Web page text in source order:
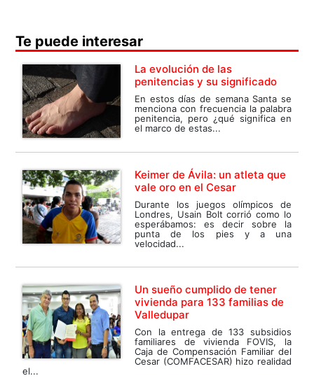
Te puede interesar
La evolución de las
penitencias y su significado
En estos días de semana Santa se
menciona con frecuencia la palabra
penitencia, pero ¿qué significa en
el marco de estas...
Keimer de Ávila: un atleta que
vale oro en el Cesar
Durante los juegos olímpicos de
Londres, Usain Bolt corrió como lo
esperábamos: es decir sobre la
punta de los pies y a una
velocidad...
Un sueño cumplido de tener
vivienda para 133 familias de
Valledupar
Con la entrega de 133 subsidios
familiares de vivienda FOVIS, la
Caja de Compensación Familiar del
Cesar (COMFACESAR) hizo realidad
el...